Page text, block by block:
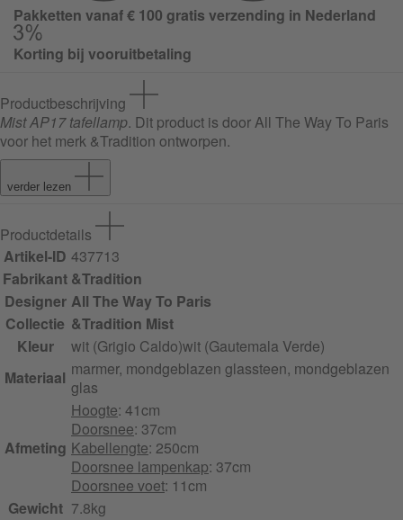
Pakketten vanaf € 100 gratis verzending in Nederland
Korting bij vooruitbetaling
Productbeschrijving
Mist AP17 tafellamp. Dit product is door All The Way To Paris
voor het merk &Tradition ontworpen.
verder lezen
Productdetails
Artikel-ID 437713
Fabrikant &Tradition
Designer All The Way To Paris
Collectie &Tradition Mist
Kleur
wit (Grigio Caldo)wit (Gautemala Verde)
Materiaal marmer, mondgeblazen glassteen, mondgeblazen
glas
Afmeting
Hoogte: 41cm
Doorsnee: 37cm
Kabellengte: 250cm
Doorsnee lampenkap: 37cm
Doorsnee voet: 11cm
Gewicht 7.8kg